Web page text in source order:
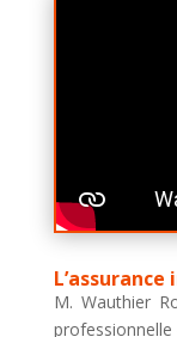
L’assurance
M. Wauthier
professionnelle